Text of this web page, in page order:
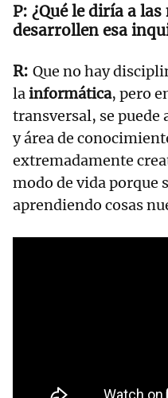
¿Qué le diría a
desarrollen esa
Que no hay
lainformática, pero
transversal, se puede
y área de
extremadamente
modo de vida porque
aprendiendo cosas